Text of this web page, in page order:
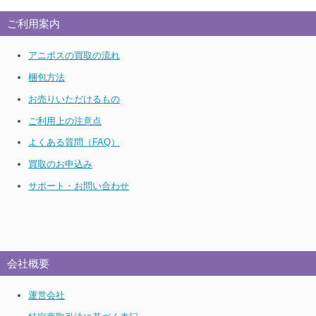
ご利用案内
アニポスの買取の流れ
梱包方法
お売りいただけるもの
ご利用上の注意点
よくある質問（FAQ）
買取のお申込み
サポート・お問い合わせ
会社概要
運営会社